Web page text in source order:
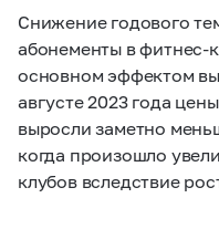
Снижение годового
абонементы в фитнес-
основном эффектом
августе 2023 года
выросли заметно
когда произошло
клубов вследствие